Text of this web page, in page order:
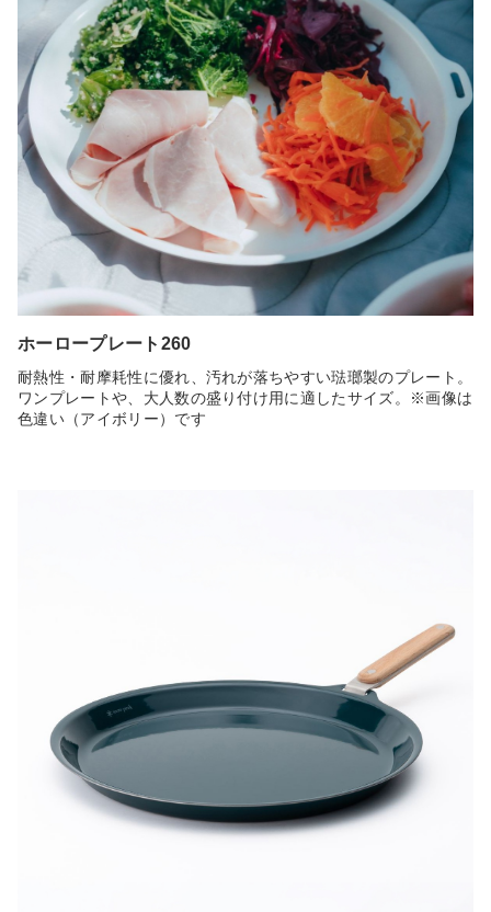
ホーロープレート260
耐熱性・耐摩耗性に優れ、汚れが落ちやすい琺瑯製のプレート。
ワンプレートや、大人数の盛り付け用に適したサイズ。※画像は
色違い（アイボリー）です